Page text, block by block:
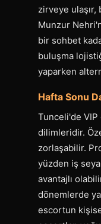
zirveye
Munzur
bir sohbet
buluşma
yaparken
Hafta Sonu
Tunceli'de
dilimleridir.
zorlaşabilir.
yüzden iş
avantajlı
dönemlerde
escortun